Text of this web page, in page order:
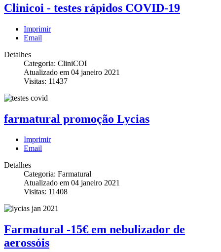
Clinicoi - testes rápidos COVID-19
Imprimir
Email
Detalhes
Categoria: CliniCOI
Atualizado em 04 janeiro 2021
Visitas: 11437
farmatural promoção Lycias
Imprimir
Email
Detalhes
Categoria: Farmatural
Atualizado em 04 janeiro 2021
Visitas: 11408
Farmatural -15€ em nebulizador de
aerossóis